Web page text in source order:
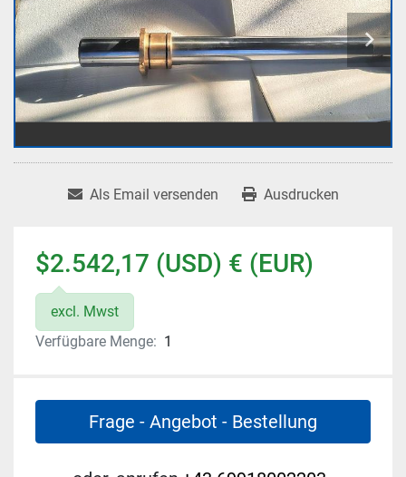
Als Email versenden Ausdrucken
$2.542,17 (USD) € (EUR)
excl. Mwst
Verfügbare Menge: 1
Frage - Angebot - Bestellung